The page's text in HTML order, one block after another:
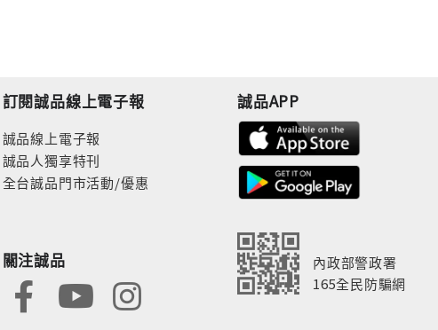
訂閱誠品線上電子報
誠品線上電子報
誠品人獨享特刊
全台誠品門市活動/優惠
關注誠品
誠品APP
內政部警政署
165全民防騙網